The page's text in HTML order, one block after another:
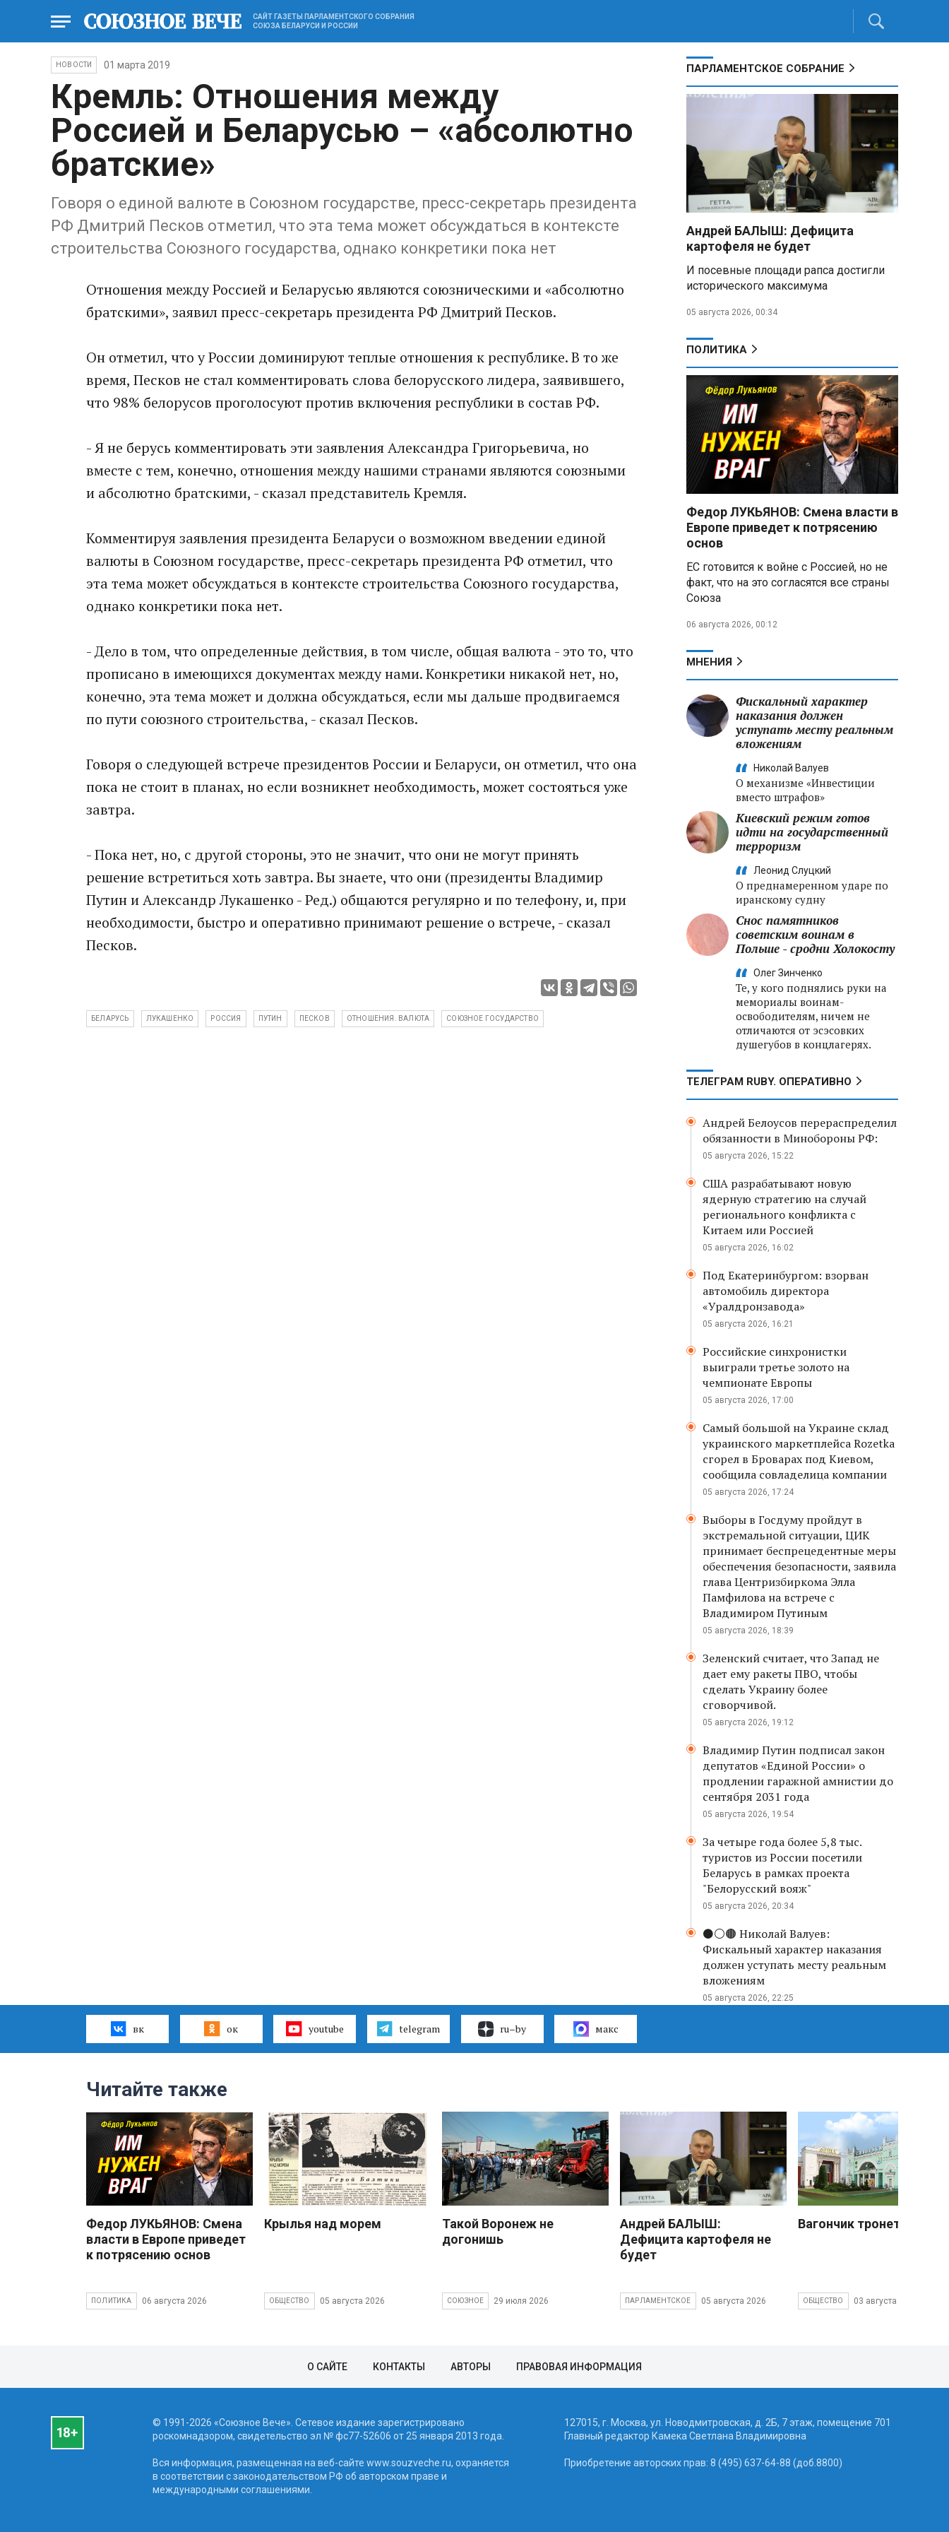
САЙТ ГАЗЕТЫ ПАРЛАМЕНТСКОГО СОБРАНИЯ
СОЮЗА БЕЛАРУСИ И РОССИИ
НОВОСТИ 01 марта 2019
Кремль: Отношения между
Россией и Беларусью – «абсолютно
братские»
Говоря о единой валюте в Союзном государстве, пресс-секретарь президента
РФ Дмитрий Песков отметил, что эта тема может обсуждаться в контексте
строительства Союзного государства, однако конкретики пока нет
Отношения между Россией и Беларусью являются союзническими и «абсолютно
братскими», заявил пресс-секретарь президента РФ Дмитрий Песков.
Он отметил, что у России доминируют теплые отношения к республике. В то же
время, Песков не стал комментировать слова белорусского лидера, заявившего,
что 98% белорусов проголосуют против включения республики в состав РФ.
- Я не берусь комментировать эти заявления Александра Григорьевича, но
вместе с тем, конечно, отношения между нашими странами являются союзными
и абсолютно братскими, - сказал представитель Кремля.
Комментируя заявления президента Беларуси о возможном введении единой
валюты в Союзном государстве, пресс-секретарь президента РФ отметил, что
эта тема может обсуждаться в контексте строительства Союзного государства,
однако конкретики пока нет.
- Дело в том, что определенные действия, в том числе, общая валюта - это то, что
прописано в имеющихся документах между нами. Конкретики никакой нет, но,
конечно, эта тема может и должна обсуждаться, если мы дальше продвигаемся
по пути союзного строительства, - сказал Песков.
Говоря о следующей встрече президентов России и Беларуси, он отметил, что она
пока не стоит в планах, но если возникнет необходимость, может состояться уже
завтра.
- Пока нет, но, с другой стороны, это не значит, что они не могут принять
решение встретиться хоть завтра. Вы знаете, что они (президенты Владимир
Путин и Александр Лукашенко - Ред.) общаются регулярно и по телефону, и, при
необходимости, быстро и оперативно принимают решение о встрече, - сказал
Песков.
БЕЛАРУСЬ ЛУКАШЕНКО РОССИЯ ПУТИН ПЕСКОВ ОТНОШЕНИЯ. ВАЛЮТА СОЮЗНОЕ ГОСУДАРСТВО
ПАРЛАМЕНТСКОЕ СОБРАНИЕ
Андрей БАЛЫШ: Дефицита
картофеля не будет
И посевные площади рапса достигли
исторического максимума
05 августа 2026, 00:34
ПОЛИТИКА
Федор ЛУКЬЯНОВ: Смена власти в
Европе приведет к потрясению
основ
ЕС готовится к войне с Россией, но не
факт, что на это согласятся все страны
Союза
06 августа 2026, 00:12
МНЕНИЯ
Фискальный характер
наказания должен
уступать месту реальным
вложениям
Николай Валуев
О механизме «Инвестиции
вместо штрафов»
Киевский режим готов
идти на государственный
терроризм
Леонид Слуцкий
О преднамеренном ударе по
иранскому судну
Снос памятников
советским воинам в
Польше - сродни Холокосту
Олег Зинченко
Те, у кого поднялись руки на
мемориалы воинам-
освободителям, ничем не
отличаются от эсэсовких
душегубов в концлагерях.
ТЕЛЕГРАМ RUBY. ОПЕРАТИВНО
Андрей Белоусов перераспределил
обязанности в Минобороны РФ:
05 августа 2026, 15:22
США разрабатывают новую
ядерную стратегию на случай
регионального конфликта с
Китаем или Россией
05 августа 2026, 16:02
Под Екатеринбургом: взорван
автомобиль директора
«Уралдронзавода»
05 августа 2026, 16:21
Российские синхронистки
выиграли третье золото на
чемпионате Европы
05 августа 2026, 17:00
Самый большой на Украине склад
украинского маркетплейса Rozetka
сгорел в Броварах под Киевом,
сообщила совладелица компании
05 августа 2026, 17:24
Выборы в Госдуму пройдут в
экстремальной ситуации, ЦИК
принимает беспрецедентные меры
обеспечения безопасности, заявила
глава Центризбиркома Элла
Памфилова на встрече с
Владимиром Путиным
05 августа 2026, 18:39
Зеленский считает, что Запад не
дает ему ракеты ПВО, чтобы
сделать Украину более
сговорчивой.
05 августа 2026, 19:12
Владимир Путин подписал закон
депутатов «Единой России» о
продлении гаражной амнистии до
сентября 2031 года
05 августа 2026, 19:54
За четыре года более 5,8 тыс.
туристов из России посетили
Беларусь в рамках проекта
"Белорусский вояж"
05 августа 2026, 20:34
⚫️⚪️🟤 Николай Валуев:
Фискальный характер наказания
должен уступать месту реальным
вложениям
05 августа 2026, 22:25
вк ок youtube telegram ru–by макс
Читайте также
Федор ЛУКЬЯНОВ: Смена
власти в Европе приведет
к потрясению основ
ПОЛИТИКА 06 августа 2026
Крылья над морем
ОБЩЕСТВО 05 августа 2026
Такой Воронеж не
догонишь
СОЮЗНОЕ 29 июля 2026
Андрей БАЛЫШ:
Дефицита картофеля не
будет
ПАРЛАМЕНТСКОЕ 05 августа 2026
Вагончик тронется
ОБЩЕСТВО 03 августа 2026
О САЙТЕ КОНТАКТЫ АВТОРЫ ПРАВОВАЯ ИНФОРМАЦИЯ
© 1991-2026 «Союзное Вече». Сетевое издание зарегистрировано
роскомнадзором, свидетельство эл № фc77-52606 от 25 января 2013 года.
Вся информация, размещенная на веб-сайте www.souzveche.ru, охраняется
в соответствии с законодательством РФ об авторском праве и
международными соглашениями.
127015, г. Москва, ул. Новодмитровская, д. 2Б, 7 этаж, помещение 701
Главный редактор Камека Светлана Владимировна
Приобретение авторских прав: 8 (495) 637-64-88 (доб.8800)